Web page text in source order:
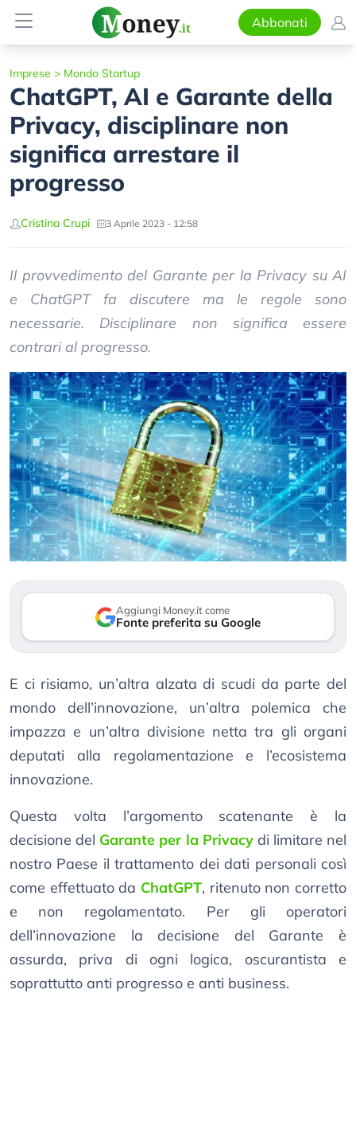
Abbonati
Imprese > Mondo Startup
ChatGPT, AI e Garante della
Privacy, disciplinare non
significa arrestare il
progresso
Cristina Crupi 3 Aprile 2023 - 12:58
Il provvedimento del Garante per la Privacy su AI
e ChatGPT fa discutere ma le regole sono
necessarie. Disciplinare non significa essere
contrari al progresso.
Aggiungi Money.it come
Fonte preferita su Google
E ci risiamo, un’altra alzata di scudi da parte del
mondo dell’innovazione, un’altra polemica che
impazza e un’altra divisione netta tra gli organi
deputati alla regolamentazione e l’ecosistema
innovazione.
Questa volta l’argomento scatenante è la
decisione del Garante per la Privacydi limitare nel
nostro Paese il trattamento dei dati personali così
come effettuato da ChatGPT, ritenuto non corretto
e non regolamentato. Per gli operatori
dell’innovazione la decisione del Garante è
assurda, priva di ogni logica, oscurantista e
soprattutto anti progresso e anti business.